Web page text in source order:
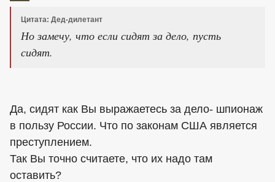
Цитата: Дед-дилетант
Но замечу, что если сидят за дело, пусть
сидят.
Да, сидят как Вы выражаетесь за дело- шпионаж
в пользу России. Что по законам США является
преступлением.
Так Вы точно считаете, что их надо там
оставить?